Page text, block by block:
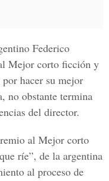
Federico
Mejor corto ficción y
hacer su mejor
no obstante termina
del director.
al Mejor corto
ríe”, de la argentina
al proceso de